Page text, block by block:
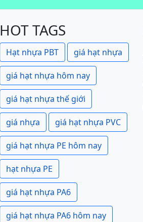
HOT TAGS
Hạt nhựa PBT giá hạt nhựa
giá hạt nhựa hôm nay
giá hạt nhựa thế giới
giá nhựa giá hạt nhựa PVC
giá hạt nhựa PE hôm nay
hạt nhựa PE
giá hạt nhựa PA6
giá hạt nhựa PA6 hôm nay